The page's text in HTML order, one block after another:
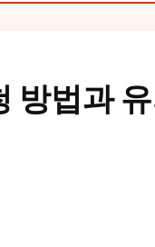
방법과